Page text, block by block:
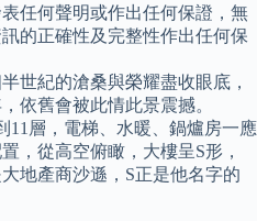
表任何聲明或作出任何保證，無
的正確性及完整性作出任何保
世紀的滄桑與榮耀盡收眼底，
依舊會被此情此景震撼。
11層，電梯、水暖、鍋爐房一應
，從高空俯瞰，大樓呈S形，
地產商沙遜，S正是他名字的